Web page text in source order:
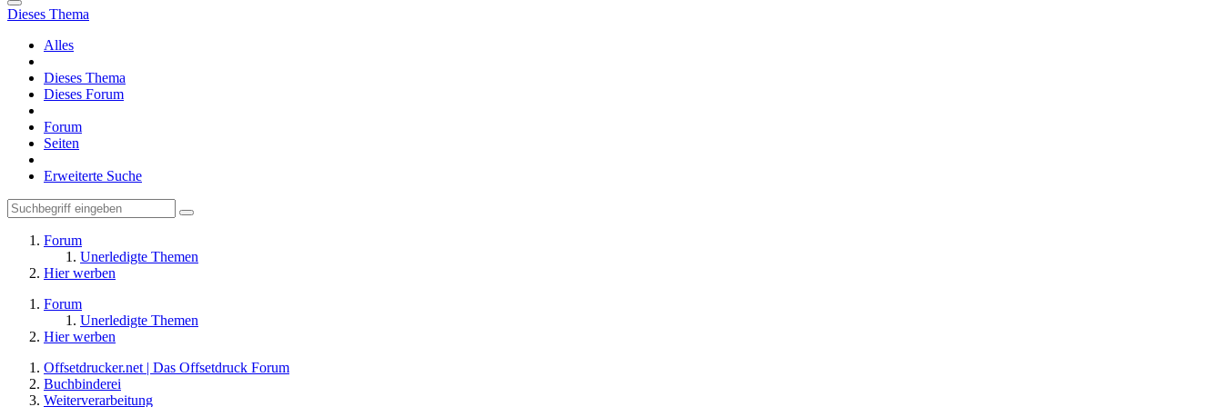
Dieses Thema
Alles
Dieses Thema
Dieses Forum
Forum
Seiten
Erweiterte Suche
Forum
Unerledigte Themen
Hier werben
Forum
Unerledigte Themen
Hier werben
Offsetdrucker.net | Das Offsetdruck Forum
Buchbinderei
Weiterverarbeitung